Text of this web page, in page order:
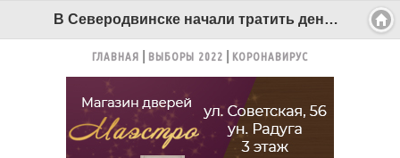
В Северодвинске начали тратить деньги со счетов за капитальный ремонт - Беломорканал Северодвинск tv29.ru
ГЛАВНАЯ ВЫБОРЫ 2022 КОРОНАВИРУС